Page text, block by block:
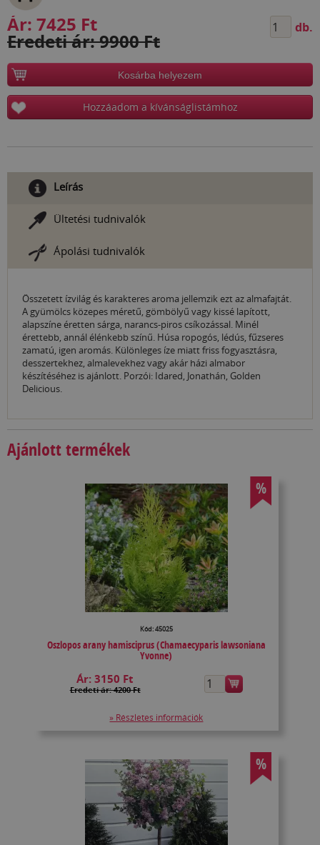
Ár: 7425 Ft
Eredeti ár: 9900 Ft
db.
Kosárba helyezem
Hozzáadom a kívánságlistámhoz
Leírás
Ültetési tudnivalók
Ápolási tudnivalók
Összetett ízvilág és karakteres aroma jellemzik ezt az almafajtát.
A gyümölcs közepes méretű, gömbölyű vagy kissé lapított,
alapszíne éretten sárga, narancs-piros csíkozással. Minél
érettebb, annál élénkebb színű. Húsa ropogós, lédús, fűzseres
zamatú, igen aromás. Különleges íze miatt friss fogyasztásra,
desszertekhez, almalevekhez vagy akár házi almabor
készítéséhez is ajánlott. Porzói: Idared, Jonathán, Golden
Delicious.
Ajánlott termékek
%
Kód: 45025
Oszlopos arany hamisciprus (Chamaecyparis lawsoniana
Yvonne)
Ár:3150 Ft
Eredeti ár: 4200 Ft
» Részletes információk
%